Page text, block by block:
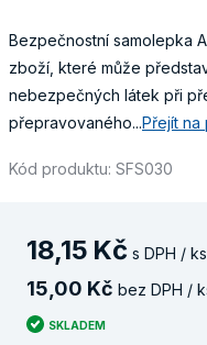
Bezpečnostní samolepka
zboží, které může
nebezpečných látek při
přepravovaného...Přejít na
Kód produktu: SFS030
18,15 Kč s DPH / ks
15 00 Kč bez DPH /
SKLADEM